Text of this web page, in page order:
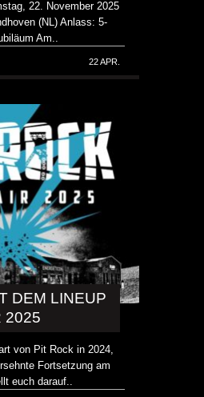
22. November 2025
(NL) Anlass: 5-
Am..
22 APR.
DEM LINEUP
2025
von Pit Rock in 2024,
Fortsetzung am
euch darauf..